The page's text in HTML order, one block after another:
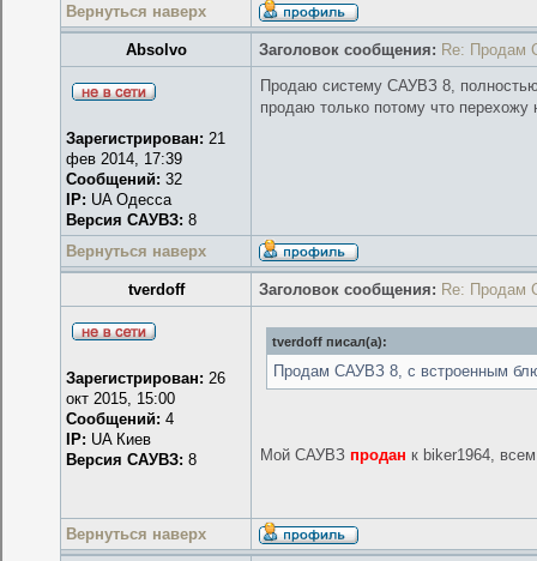
Вернуться наверх
Absolvo Заголовок сообщения: Re: Продам
Зарегистрирован: 21
фев 2014, 17:39
Сообщений: 32
IP: UA Одесса
Версия САУВЗ: 8
Продаю систему САУВЗ 8,
продаю только потому что
Вернуться наверх
tverdoff Заголовок сообщения: Re: Продам
Зарегистрирован: 26
окт 2015, 15:00
Сообщений: 4
IP: UA Киев
Версия САУВЗ: 8
tverdoff писал(а):
Продам САУВЗ 8, с встроенным
Мой САУВЗ продан к biker1964,
Вернуться наверх